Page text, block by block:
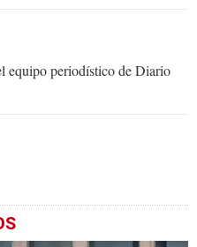
equipo periodístico de Diario